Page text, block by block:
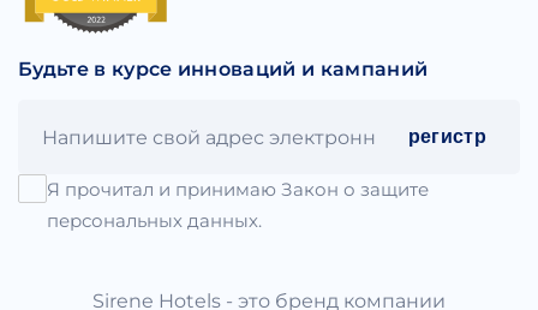
Будьте в курсе инноваций и кампаний
регистр
Я прочитал и принимаю Закон о защите
персональных данных.
Sirene Hotels - это бренд компании